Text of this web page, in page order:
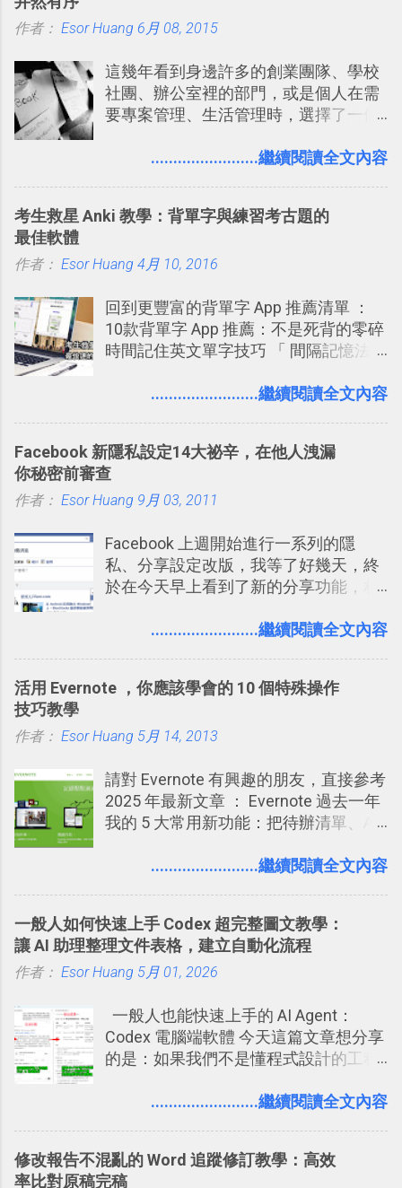
享合作，讓彼此都能在手機上查看這次
（或是沒有好的印表機），又不想跑照
提供了印照片的服務 ，而且價格不貴，
可以立即拿到，操作流程也十分簡單。
之前我在電腦玩物分享過：「 不需買印
方便教學 」。這篇文章則從印照片出
作者： Esor Huang 6月 08, 2015
這幾年看到身邊許多的創業團隊、學校
社團、辦公室裡的部門，或是個人在需
要專案管理、生活管理時，選擇了一個
一個什麼樣的管理工具，讓這麼多人都
念」的管理教學文章： 把 Evernote 當
Google Drive 變身 Trello ！幫雲端硬碟
著 Trello ，卻還沒有在電腦玩物上寫過
一篇完整的介紹！雖然錯過了幾年前第
一時間推薦 Trello 的時機，但在這段時
澱自己的使用方法，歸納出「 為什麼值
學。 2015/6/13 新增： 免費專案管理軟
體推薦！困難計畫簡單管理 13 種工具
2016 年新增 ： 如何將 Trello 切換到繁
2016/7/7 新增 ： 如何活用 Trello 記
帳？我的理財計畫心得與看板範本
2016/7/13 新增： 如何將網頁資料快速
2016/8 新增： Trello 開放「強化功能」
技！最想要的強大 Trello 客製化範例教
急時間管理四象限在 Trello 活用與範本
用 Trello？ 8個專案排程協作重點技巧
2017/6 新增： 如何用 Trello 規劃自助
旅行？我的 Trello 行程計畫使用技巧教
卡片不再落落長？專案管理的5個關鍵
子彈筆記？我的 Trello GTD 方法範例看
板分享
........................繼續閱讀全文內容
考生救星 Anki 教學：背單字與練習考古題的
最佳軟體
作者： Esor Huang 4月 10, 2016
回到更豐富的背單字 App 推薦清單 ：
10款背單字 App 推薦：不是死背的零碎
時間記住英文單字技巧 「 間隔記憶法
短期記憶變成長期記憶。 舉例來說我今
強；然後下次快要忘記可能變成相隔一
個禮拜，這時再次複習，就能把記憶強
化，讓記憶延長到可能半個月；那時候
來一個月的記憶長度！就這樣反覆慢慢
拉長時間練習，就能讓一個東西成為腦
海中更深刻的記憶。 問題是，當我們一
要準備數百個考試問題時，自己手動進
練習的記憶卡片，自動規劃要延期複習
樣的軟體中最受好評的，或許就是今天
........................繼續閱讀全文內容
Facebook 新隱私設定14大祕辛，在他人洩漏
你秘密前審查
作者： Esor Huang 9月 03, 2011
Facebook 上週開始進行一系列的隱
私、分享設定改版，我等了好幾天，終
於在今天早上看到了新的分享功能，相
用新版的分享功能與隱私設定。 嚴格來
置。不過有一項很實用的設定是新增
你」的內容，決定要不要讓其他朋友看
標籤在他的訊息中，或是想把你標籤在
相片圖片裡，現在你都多了一個「事先
審查」的機制，可以決定這些你被標籤
鴉牆上，從而禁止可能的祕密被你其他
........................繼續閱讀全文內容
活用 Evernote ，你應該學會的 10 個特殊操作
技巧教學
作者： Esor Huang 5月 14, 2013
請對 Evernote 有興趣的朋友，直接參考
2025 年最新文章 ： Evernote 過去一年
我的 5 大常用新功能：把待辦清單、AI
介紹文章： 把不同筆記中的待辦清單統
大綱收合、目錄連結、錨點連結，整理
超長筆記應用案例分享 新功能教學： 會
議記錄不麻煩！我常用兩個 Evernote AI
學： Evernote 新增類似 Google 文件的
「免帳號登入」多人同步編輯功能
........................繼續閱讀全文內容
一般人如何快速上手 Codex 超完整圖文教學：
讓 AI 助理整理文件表格，建立自動化流程
作者： Esor Huang 5月 01, 2026
一般人也能快速上手的 AI Agent：
Codex 電腦端軟體 今天這篇文章想分享
的是：如果我們不是懂程式設計的工程
（ChatGPT） 的 Codex 工具？ 如何用
打造一個更自動化的電腦工作流程。
........................繼續閱讀全文內容
修改報告不混亂的 Word 追蹤修訂教學：高效
率比對原稿完稿